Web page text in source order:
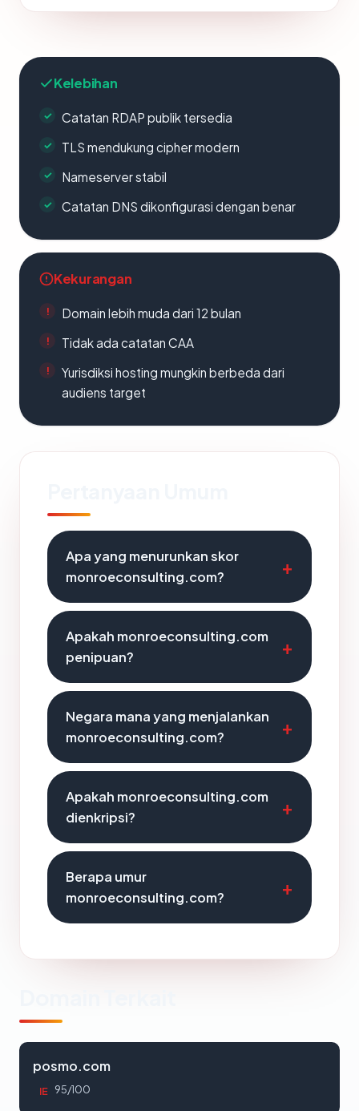
Kelebihan
Catatan RDAP publik tersedia
TLS mendukung cipher modern
Nameserver stabil
Catatan DNS dikonfigurasi dengan benar
Kekurangan
Domain lebih muda dari 12 bulan
Tidak ada catatan CAA
Yurisdiksi hosting mungkin berbeda dari
audiens target
Apa yang menurunkan skor
monroeconsulting.com?
Apakah monroeconsulting.com
penipuan?
Negara mana yang menjalankan
monroeconsulting.com?
Apakah monroeconsulting.com
dienkripsi?
Berapa umur
monroeconsulting.com?
posmo.com
IE 95/100